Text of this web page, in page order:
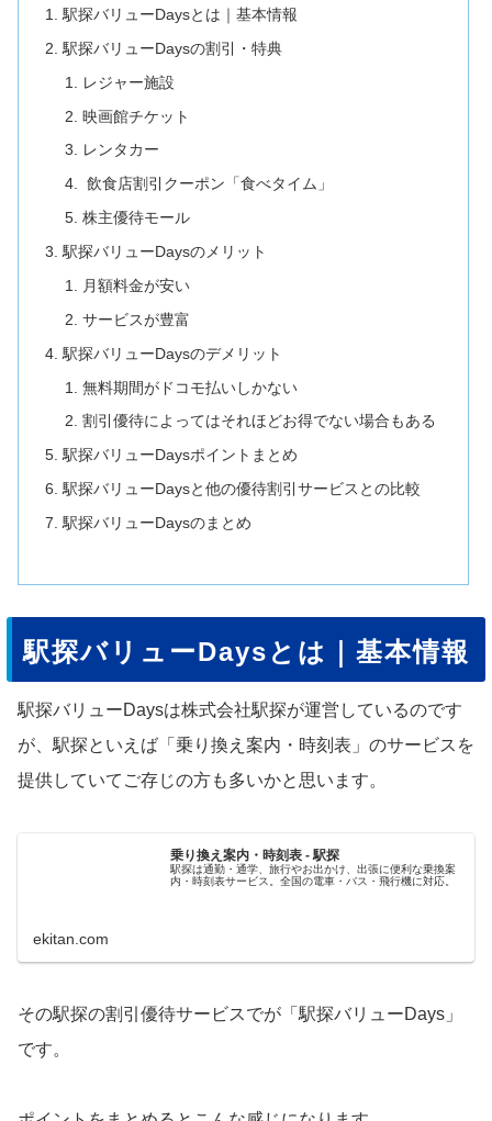
駅探バリューDaysとは｜基本情報
駅探バリューDaysの割引・特典
レジャー施設
映画館チケット
レンタカー
飲食店割引クーポン「食べタイム」
株主優待モール
駅探バリューDaysのメリット
月額料金が安い
サービスが豊富
駅探バリューDaysのデメリット
無料期間がドコモ払いしかない
割引優待によってはそれほどお得でない場合もある
駅探バリューDaysポイントまとめ
駅探バリューDaysと他の優待割引サービスとの比較
駅探バリューDaysのまとめ
駅探バリューDaysとは｜基本情報
駅探バリューDaysは株式会社駅探が運営しているのです
が、駅探といえば「乗り換え案内・時刻表」のサービスを
提供していてご存じの方も多いかと思います。
乗り換え案内・時刻表 - 駅探
駅探は通勤・通学、旅行やお出かけ、出張に便利な乗換案
内・時刻表サービス。全国の電車・バス・飛行機に対応。
ekitan.com
その駅探の割引優待サービスでが「駅探バリューDays」
です。